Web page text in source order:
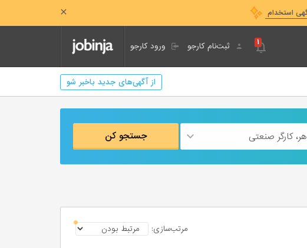
استخدام
ورود کارجو ثبت‌نام کارجو ۱
از آگهی‌های جدید باخبر شو
کارگر صنعتی جستجو کن
مرتب‌سازی: